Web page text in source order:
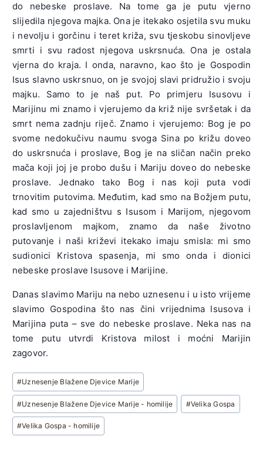
do nebeske proslave. Na tome ga je putu vjerno
slijedila njegova majka. Ona je itekako osjetila svu muku
i nevolju i gorčinu i teret križa, svu tjeskobu sinovljeve
smrti i svu radost njegova uskrsnuća. Ona je ostala
vjerna do kraja. I onda, naravno, kao što je Gospodin
Isus slavno uskrsnuo, on je svojoj slavi pridružio i svoju
majku. Samo to je naš put. Po primjeru Isusovu i
Marijinu mi znamo i vjerujemo da križ nije svršetak i da
smrt nema zadnju riječ. Znamo i vjerujemo: Bog je po
svome nedokučivu naumu svoga Sina po križu doveo
do uskrsnuća i proslave, Bog je na sličan način preko
mača koji joj je probo dušu i Mariju doveo do nebeske
proslave. Jednako tako Bog i nas koji puta vodi
trnovitim putovima. Međutim, kad smo na Božjem putu,
kad smo u zajedništvu s Isusom i Marijom, njegovom
proslavljenom majkom, znamo da naše životno
putovanje i naši križevi itekako imaju smisla: mi smo
sudionici Kristova spasenja, mi smo onda i dionici
nebeske proslave Isusove i Marijine.
Danas slavimo Mariju na nebo uznesenu i u isto vrijeme
slavimo Gospodina što nas čini vrijednima Isusova i
Marijina puta – sve do nebeske proslave. Neka nas na
tome putu utvrdi Kristova milost i moćni Marijin
zagovor.
Post
Tags:
#Uznesenje Blažene Djevice Marije
#Uznesenje Blažene Djevice Marije - homilije #Velika Gospa
#Velika Gospa - homilije